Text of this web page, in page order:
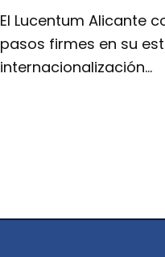
El Lucentum Alicante
pasos firmes en su
internacionalización…